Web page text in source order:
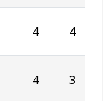
4 4
4 3